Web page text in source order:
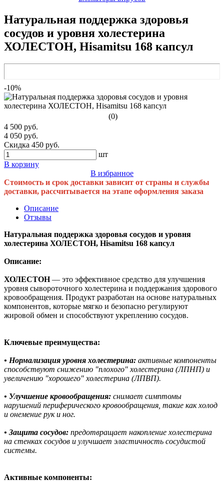
Натуральная поддержка здоровья
сосудов и уровня холестерина
ХОЛЕСТОН, Hisamitsu 168 капсул
-10%
(0)
4 500 руб.
4 050 руб.
Скидка 450 руб.
шт
В корзину
В избранное
Стоимость и срок доставки зависит от страны и службы
доставки, рассчитывается на этапе оформления заказа
Описание
Отзывы
Натуральная поддержка здоровья сосудов и уровня
холестерина ХОЛЕСТОН, Hisamitsu 168 капсул
Описание:
ХОЛЕСТОН— это эффективное средство для улучшения
уровня сывороточного холестерина и поддержания здорового
кровообращения. Продукт разработан на основе натуральных
компонентов, которые мягко и безопасно регулируют
жировой обмен и способствуют укреплению сосудов.
Ключевые преимущества:
• Нормализация уровня холестерина: активные компоненты
способствуют снижению "плохого" холестерина (ЛПНП) и
увеличению "хорошего" холестерина (ЛПВП).
• Улучшение кровообращения: снимает симптомы
нарушений периферического кровообращения, такие как холод
и онемение рук и ног.
• Защита сосудов: предотвращает накопление холестерина
на стенках сосудов и улучшает эластичность сосудистой
системы.
Активные компоненты: